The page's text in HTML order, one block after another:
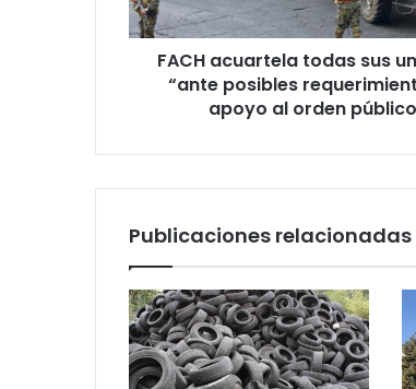
requerimientos
de
apoyoFACH acuartela todas sus
“ante posibles
apoyo al orden
Publicaciones relacionadas